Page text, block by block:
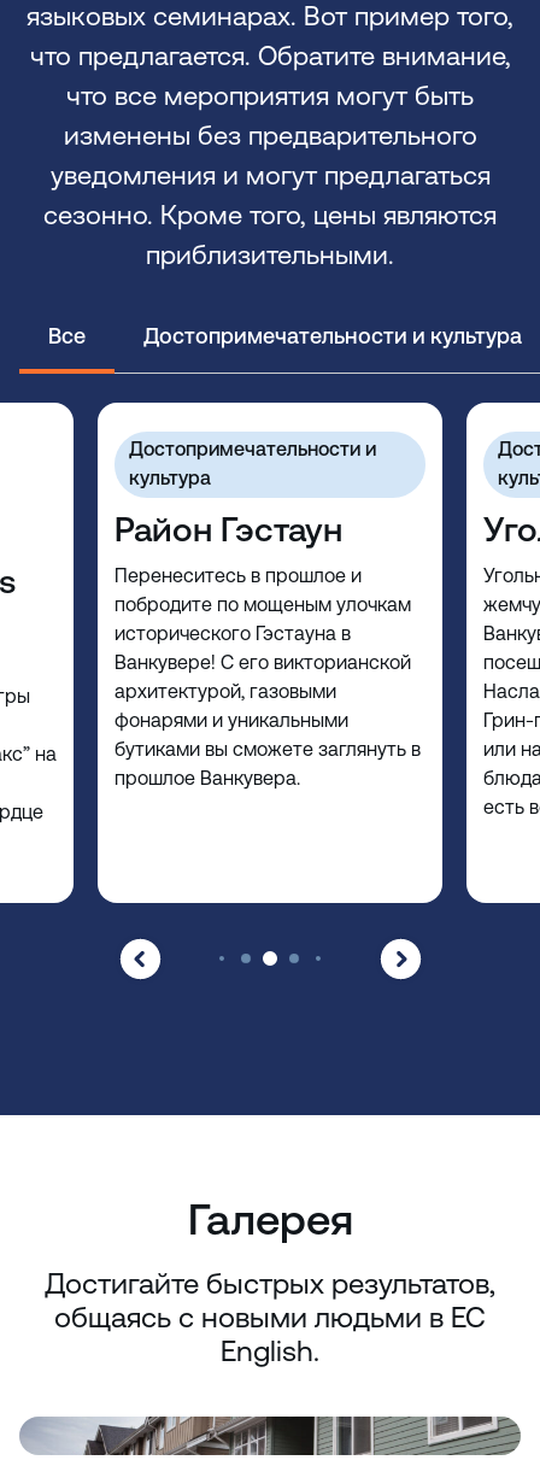
языковых семинарах. Вот пример того,
что предлагается. Обратите внимание,
что все мероприятия могут быть
изменены без предварительного
уведомления и могут предлагаться
сезонно. Кроме того, цены являются
приблизительными.
Все Достопримечательности и культура
на
Достопримечательности и
культура
Район Гэстаун
Перенеситесь в прошлое и
побродите по мощеным улочкам
исторического Гэстауна в
Ванкувере! С его викторианской
архитектурой, газовыми
фонарями и уникальными
бутиками вы сможете заглянуть в
прошлое Ванкувера.
Грин-
или
есть
Галерея
Достигайте быстрых результатов,
общаясь с новыми людьми в EC
English.